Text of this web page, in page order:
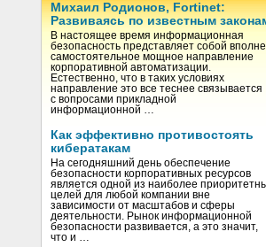
Михаил Родионов, Fortinet:
Развиваясь по известным
В настоящее время информационная
безопасность представляет собой вполне
самостоятельное мощное направление
корпоративной автоматизации.
Естественно, что в таких условиях
направление это все теснее связывается
с вопросами прикладной
информационной …
Как эффективно противостоять
кибератакам
На сегодняшний день обеспечение
безопасности корпоративных ресурсов
является одной из наиболее
целей для любой компании вне
зависимости от масштабов и сферы
деятельности. Рынок информационной
безопасности развивается, а это значит,
что и …